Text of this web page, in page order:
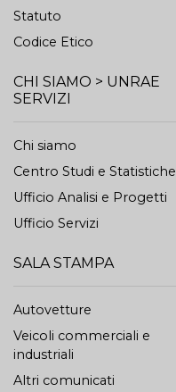
Statuto
Codice Etico
CHI SIAMO > UNRAE
SERVIZI
Chi siamo
Centro Studi e Statistiche
Ufficio Analisi e Progetti
Ufficio Servizi
SALA STAMPA
Autovetture
Veicoli commerciali e
industriali
Altri comunicati